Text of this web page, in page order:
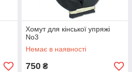
Хомут для кінської упряжі
No3
Немає в наявності
750 ₴